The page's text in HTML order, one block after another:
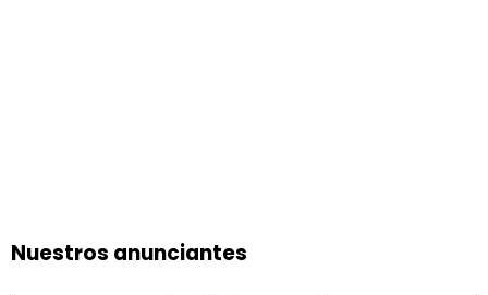
Nuestros anunciantes